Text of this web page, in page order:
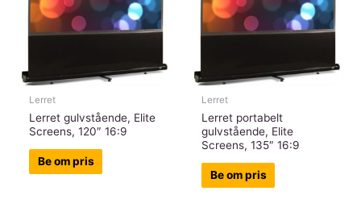
Lerret
Lerret gulvstående, Elite
Screens, 120″ 16:9
Be om pris
Lerret
Lerret portabelt
gulvstående, Elite
Screens, 135″ 16:9
Be om pris